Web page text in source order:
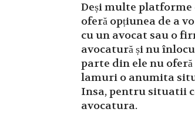
Deși multe
oferă opțiunea de a
cu un avocat sau o
avocatură și nu
parte din ele nu
lamuri o anumita
Insa, pentru situatii
avocatura.